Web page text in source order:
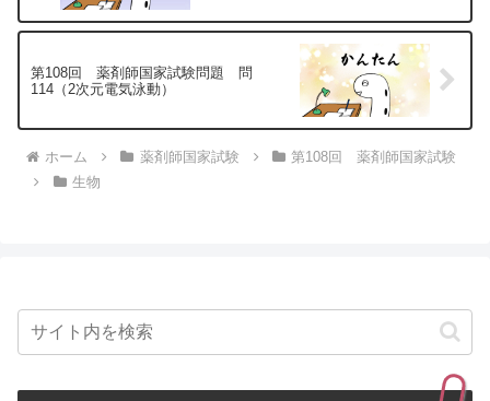
第108回 薬剤師国家試験問題 問
114（2次元電気泳動）
ホーム 薬剤師国家試験
第108回 薬剤師国家試験
生物